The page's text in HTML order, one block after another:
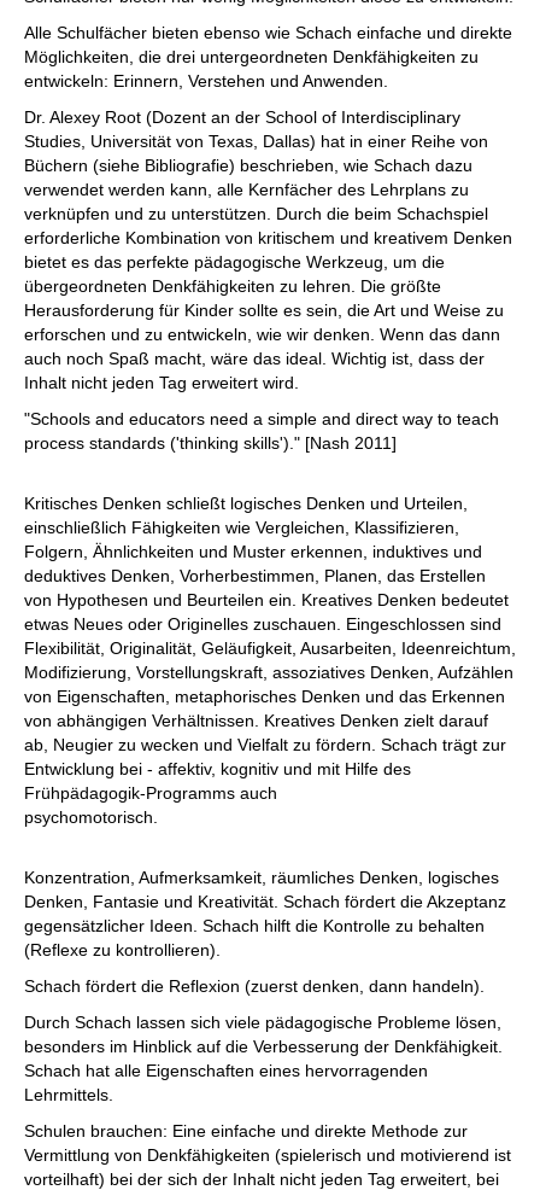
Alle Schulfächer bieten ebenso wie Schach einfache und direkte
Möglichkeiten, die drei untergeordneten Denkfähigkeiten zu
entwickeln: Erinnern, Verstehen und Anwenden.
Dr. Alexey Root (Dozent an der School of Interdisciplinary
Studies, Universität von Texas, Dallas) hat in einer Reihe von
Büchern (siehe Bibliografie) beschrieben, wie Schach dazu
verwendet werden kann, alle Kernfächer des Lehrplans zu
verknüpfen und zu unterstützen. Durch die beim Schachspiel
erforderliche Kombination von kritischem und kreativem Denken
bietet es das perfekte pädagogische Werkzeug, um die
übergeordneten Denkfähigkeiten zu lehren. Die größte
Herausforderung für Kinder sollte es sein, die Art und Weise zu
erforschen und zu entwickeln, wie wir denken. Wenn das dann
auch noch Spaß macht, wäre das ideal. Wichtig ist, dass der
Inhalt nicht jeden Tag erweitert wird.
"Schools and educators need a simple and direct way to teach
process standards ('thinking skills')." [Nash 2011]
Kritisches Denken schließt logisches Denken und Urteilen,
einschließlich Fähigkeiten wie Vergleichen, Klassifizieren,
Folgern, Ähnlichkeiten und Muster erkennen, induktives und
deduktives Denken, Vorherbestimmen, Planen, das Erstellen
von Hypothesen und Beurteilen ein. Kreatives Denken bedeutet
etwas Neues oder Originelles zuschauen. Eingeschlossen sind
Flexibilität, Originalität, Geläufigkeit, Ausarbeiten, Ideenreichtum,
Modifizierung, Vorstellungskraft, assoziatives Denken, Aufzählen
von Eigenschaften, metaphorisches Denken und das Erkennen
von abhängigen Verhältnissen. Kreatives Denken zielt darauf
ab, Neugier zu wecken und Vielfalt zu fördern. Schach trägt zur
Entwicklung bei - affektiv, kognitiv und mit Hilfe des
Frühpädagogik-Programms auch
psychomotorisch.
Konzentration, Aufmerksamkeit, räumliches Denken, logisches
Denken, Fantasie und Kreativität. Schach fördert die Akzeptanz
gegensätzlicher Ideen. Schach hilft die Kontrolle zu behalten
(Reflexe zu kontrollieren).
Schach fördert die Reflexion (zuerst denken, dann handeln).
Durch Schach lassen sich viele pädagogische Probleme lösen,
besonders im Hinblick auf die Verbesserung der Denkfähigkeit.
Schach hat alle Eigenschaften eines hervorragenden
Lehrmittels.
Schulen brauchen: Eine einfache und direkte Methode zur
Vermittlung von Denkfähigkeiten (spielerisch und motivierend ist
vorteilhaft) bei der sich der Inhalt nicht jeden Tag erweitert, bei